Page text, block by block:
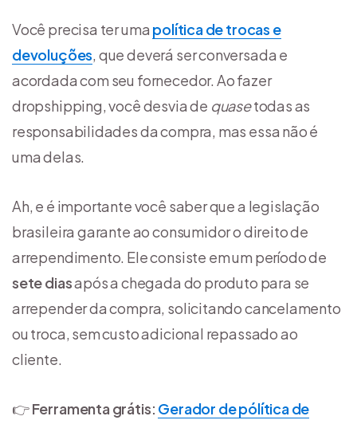
Você precisa ter uma política de trocas e
devoluções, que deverá ser conversada e
acordada com seu fornecedor. Ao fazer
dropshipping, você desvia de quasetodas as
responsabilidades da compra, mas essa não é
uma delas.
Ah, e é importante você saber que a legislação
brasileira garante ao consumidor o direito de
arrependimento. Ele consiste em um período de
sete diasapós a chegada do produto para se
arrepender da compra, solicitando cancelamento
ou troca, sem custo adicional repassado ao
cliente.
👉Ferramenta grátis: Gerador de pólítica de